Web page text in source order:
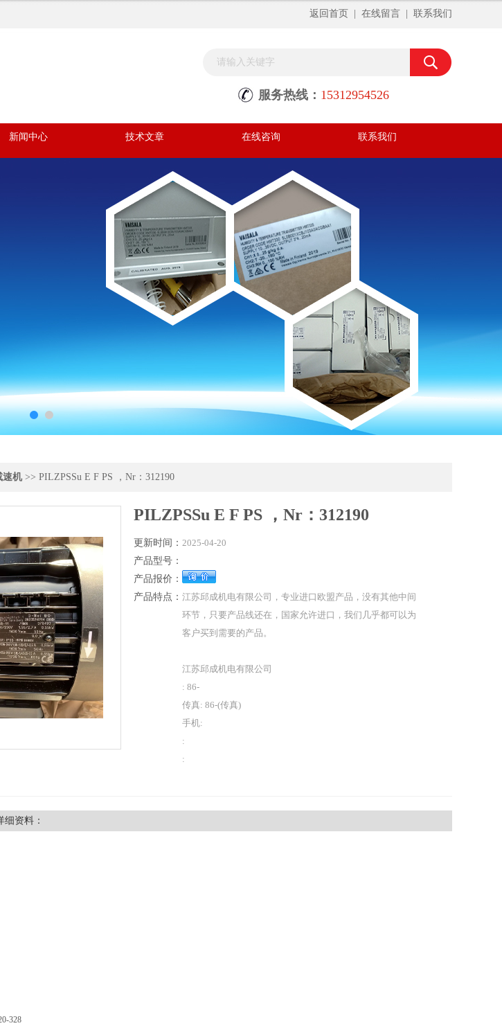
返回首页 在线留言 联系我们
服务热线： 15312954526
新闻中心 技术文章 在线咨询 联系我们
速机 >> PILZPSSu E F PS ，Nr：312190
PILZPSSu E F PS ，Nr：312190
更新时间： 2025-04-20
产品型号：
产品报价：
产品特点： 江苏邱成机电有限公司，专业进口欧盟产品，没有其他中间
环节，只要产品线还在，国家允许进口，我们几乎都可以为
客户买到需要的产品。
江苏邱成机电有限公司
: 86-
传真: 86-(传真)
手机:
:
:
细资料：
328